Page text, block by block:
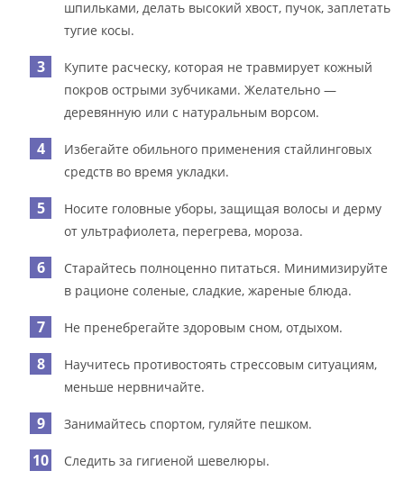
шпильками, делать высокий хвост, пучок, заплетать
тугие косы.
Купите расческу, которая не травмирует кожный
покров острыми зубчиками. Желательно —
деревянную или с натуральным ворсом.
Избегайте обильного применения стайлинговых
средств во время укладки.
Носите головные уборы, защищая волосы и дерму
от ультрафиолета, перегрева, мороза.
Старайтесь полноценно питаться. Минимизируйте
в рационе соленые, сладкие, жареные блюда.
Не пренебрегайте здоровым сном, отдыхом.
Научитесь противостоять стрессовым ситуациям,
меньше нервничайте.
Занимайтесь спортом, гуляйте пешком.
Следить за гигиеной шевелюры.